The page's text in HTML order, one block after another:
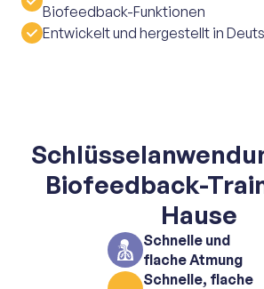
Biofeedback-Funktionen
Entwickelt und hergestellt in
Biofeedback-
Hause
Schnelle und
flache Atmung
Schnelle, flache